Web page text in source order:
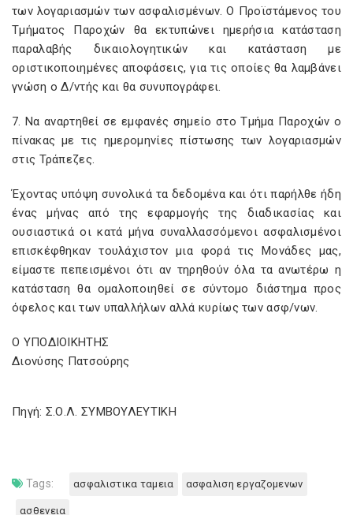
των λογαριασμών των ασφαλισμένων. Ο Προϊστάμενος του
Τμήματος Παροχών θα εκτυπώνει ημερήσια κατάσταση
παραλαβής δικαιολογητικών και κατάσταση με
οριστικοποιημένες αποφάσεις, για τις οποίες θα λαμβάνει
γνώση ο Δ/ντής και θα συνυπογράφει.
7. Να αναρτηθεί σε εμφανές σημείο στο Τμήμα Παροχών ο
πίνακας με τις ημερομηνίες πίστωσης των λογαριασμών
στις Τράπεζες.
Έχοντας υπόψη συνολικά τα δεδομένα και ότι παρήλθε ήδη
ένας μήνας από της εφαρμογής της διαδικασίας και
ουσιαστικά οι κατά μήνα συναλλασσόμενοι ασφαλισμένοι
επισκέφθηκαν τουλάχιστον μια φορά τις Μονάδες μας,
είμαστε πεπεισμένοι ότι αν τηρηθούν όλα τα ανωτέρω η
κατάσταση θα ομαλοποιηθεί σε σύντομο διάστημα προς
όφελος και των υπαλλήλων αλλά κυρίως των ασφ/νων.
Ο ΥΠΟΔΙΟΙΚΗΤΗΣ
Διονύσης Πατσούρης
Πηγή: Σ.Ο.Λ. ΣΥΜΒΟΥΛΕΥΤΙΚΗ
Tags: ασφαλιστικα ταμεια ασφαλιση εργαζομενων
ασθενεια